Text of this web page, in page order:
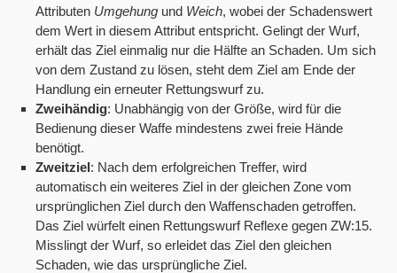
Attributen Umgehung und Weich, wobei der Schadenswert
dem Wert in diesem Attribut entspricht. Gelingt der Wurf,
erhält das Ziel einmalig nur die Hälfte an Schaden. Um sich
von dem Zustand zu lösen, steht dem Ziel am Ende der
Handlung ein erneuter Rettungswurf zu.
Zweihändig: Unabhängig von der Größe, wird für die
Bedienung dieser Waffe mindestens zwei freie Hände
benötigt.
Zweitziel: Nach dem erfolgreichen Treffer, wird
automatisch ein weiteres Ziel in der gleichen Zone vom
ursprünglichen Ziel durch den Waffenschaden getroffen.
Das Ziel würfelt einen Rettungswurf Reflexe gegen ZW:15.
Misslingt der Wurf, so erleidet das Ziel den gleichen
Schaden, wie das ursprüngliche Ziel.